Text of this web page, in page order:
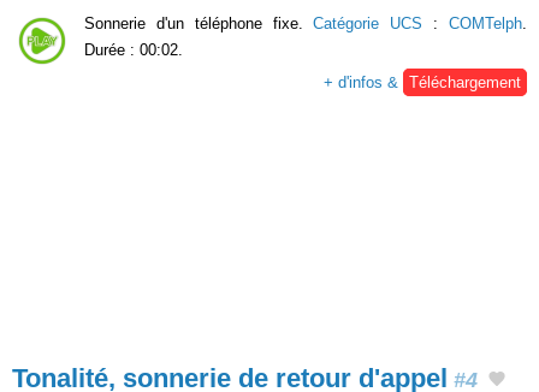
Sonnerie d'un téléphone fixe.Catégorie UCS :COMTelph.
Durée : 00:02.
+ d'infos & Téléchargement
Tonalité, sonnerie de retour d'appel #4